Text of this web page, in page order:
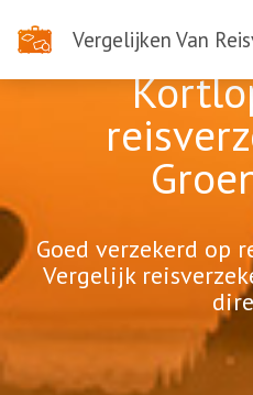
Vergelijken Van
Goed verzekerd op
Vergelijk